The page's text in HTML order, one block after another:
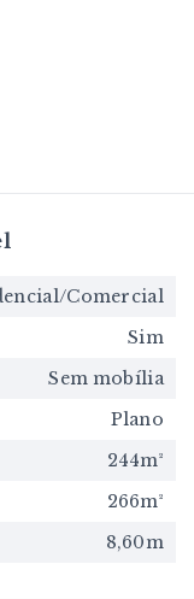
Comercial
Sim
Sem mobília
Plano
244m²
266m²
8,60m